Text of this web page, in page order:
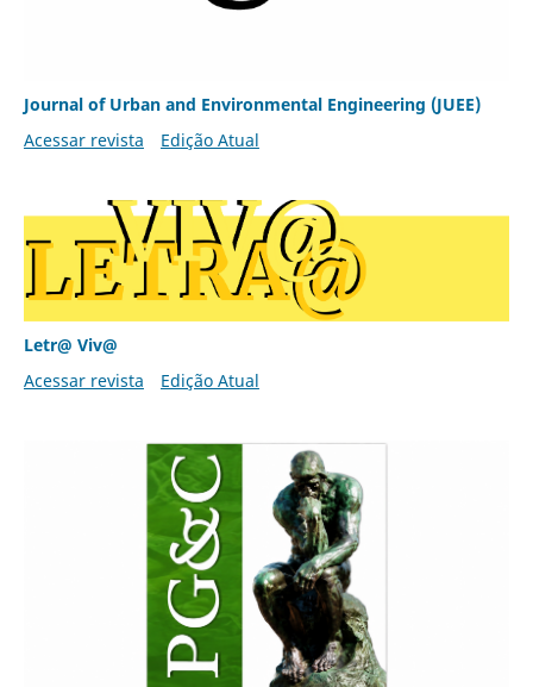
Journal of Urban and Environmental Engineering (JUEE)
Acessar revista
Edição Atual
Letr@ Viv@
Acessar revista
Edição Atual